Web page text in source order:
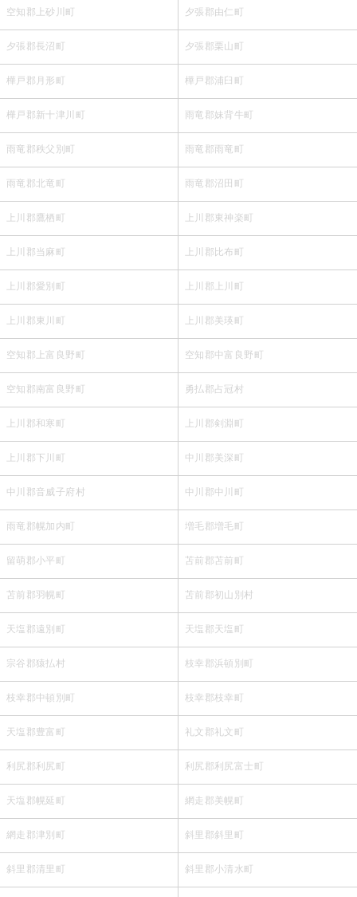
空知郡上砂川町 夕張郡由仁町
夕張郡長沼町 夕張郡栗山町
樺戸郡月形町 樺戸郡浦臼町
樺戸郡新十津川町 雨竜郡妹背牛町
雨竜郡秩父別町 雨竜郡雨竜町
雨竜郡北竜町 雨竜郡沼田町
上川郡鷹栖町 上川郡東神楽町
上川郡当麻町 上川郡比布町
上川郡愛別町 上川郡上川町
上川郡東川町 上川郡美瑛町
空知郡上富良野町 空知郡中富良野町
空知郡南富良野町 勇払郡占冠村
上川郡和寒町 上川郡剣淵町
上川郡下川町 中川郡美深町
中川郡音威子府村 中川郡中川町
雨竜郡幌加内町 増毛郡増毛町
留萌郡小平町 苫前郡苫前町
苫前郡羽幌町 苫前郡初山別村
天塩郡遠別町 天塩郡天塩町
宗谷郡猿払村 枝幸郡浜頓別町
枝幸郡中頓別町 枝幸郡枝幸町
天塩郡豊富町 礼文郡礼文町
利尻郡利尻町 利尻郡利尻富士町
天塩郡幌延町 網走郡美幌町
網走郡津別町 斜里郡斜里町
斜里郡清里町 斜里郡小清水町